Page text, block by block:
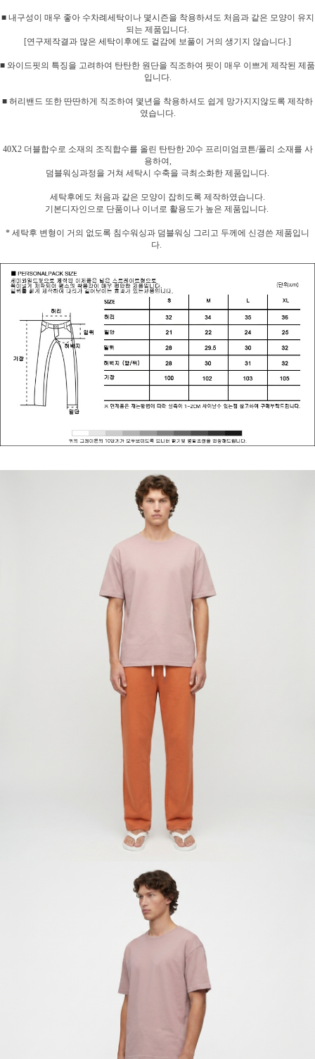
■ 내구성이 매우 좋아 수차례세탁이나 몇시즌을 착용하셔도 처음과 같은 모양이 유지
되는 제품입니다.
[연구제작결과 많은 세탁이후에도 겉감에 보풀이 거의 생기지 않습니다.]
■ 와이드핏의 특징을 고려하여 탄탄한 원단을 직조하여 핏이 매우 이쁘게 제작된 제품
입니다.
■ 허리밴드 또한 딴딴하게 직조하여 몇년을 착용하셔도 쉽게 망가지지않도록 제작하
였습니다.
40X2 더블합수로 소재의 조직합수를 올린 탄탄한 20수 프리미엄코튼/폴리 소재를 사
용하여,
덤블워싱과정을 거쳐 세탁시 수축을 극최소화한 제품입니다.
세탁후에도 처음과 같은 모양이 잡히도록 제작하였습니다.
기본디자인으로 단품이나 이너로 활용도가 높은 제품입니다.
* 세탁후 변형이 거의 없도록 침수워싱과 덤블워싱 그리고 두께에 신경쓴 제품입니
다.